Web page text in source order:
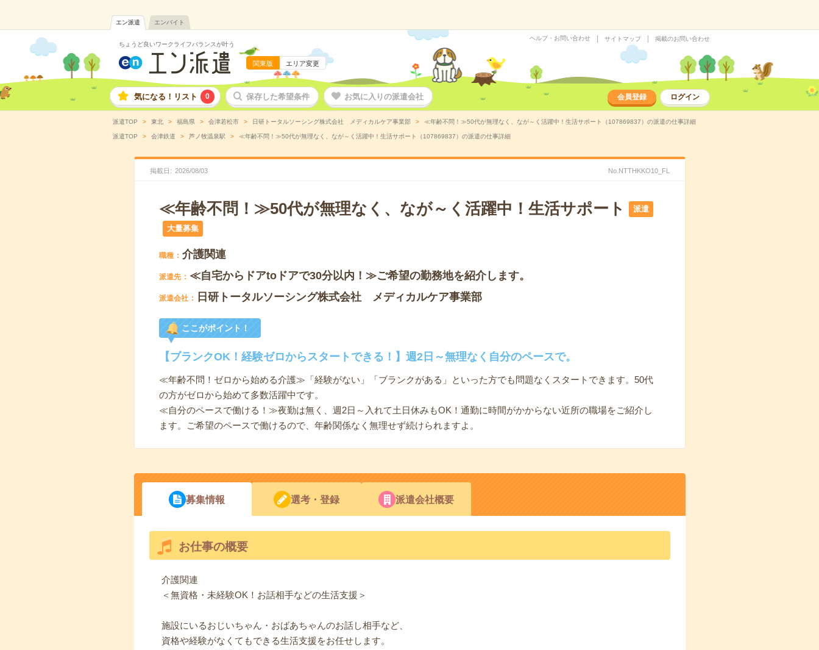
エン派遣 エンバイト
ちょうど良いワークライフバランスが叶う
関東版 エリア変更
ヘルプ・お問い合わせ サイトマップ 掲載のお問い合わせ
気になる！リスト 0 保存した希望条件 お気に入りの派遣会社 会員登録 ログイン
派遣TOP 東北 福島県 会津若松市 日研トータルソーシング株式会社 メディカルケア事業部 ≪年齢不問！≫50代が無理なく、なが～く活躍中！生活サポート（107869837）の派遣の仕事詳細
派遣TOP 会津鉄道 芦ノ牧温泉駅 ≪年齢不問！≫50代が無理なく、なが～く活躍中！生活サポート（107869837）の派遣の仕事詳細
掲載日 2026/08/03 No.NTTHKKO10_FL
≪年齢不問！≫50代が無理なく、なが～く活躍中！生活サポート 派遣
大量募集
職種 介護関連
派遣先 ≪自宅からドアtoドアで30分以内！≫ご希望の勤務地を紹介します。
派遣会社 日研トータルソーシング株式会社 メディカルケア事業部
ここがポイント！
【ブランクOK！経験ゼロからスタートできる！】週2日～無理なく自分のペースで。
≪年齢不問！ゼロから始める介護≫「経験がない」「ブランクがある」といった方でも問題なくスタートできます。50代
の方がゼロから始めて多数活躍中です。
≪自分のペースで働ける！≫夜勤は無く、週2日～入れて土日休みもOK！通勤に時間がかからない近所の職場をご紹介し
ます。ご希望のペースで働けるので、年齢関係なく無理せず続けられますよ。
募集情報 選考・登録 派遣会社概要
お仕事の概要
介護関連
＜無資格・未経験OK！お話相手などの生活支援＞
施設にいるおじいちゃん・おばあちゃんのお話し相手など、
資格や経験がなくてもできる生活支援をお任せします。